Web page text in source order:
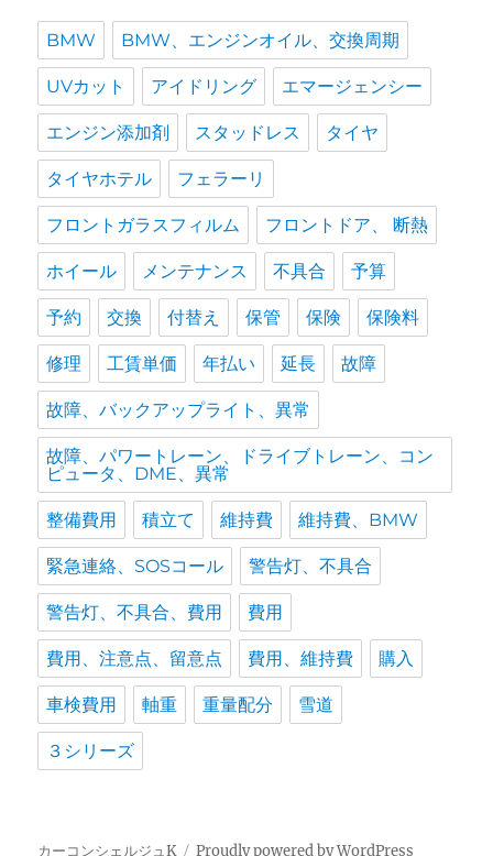
BMW BMW、エンジンオイル、交換周期
UVカット アイドリング エマージェンシー
エンジン添加剤 スタッドレス タイヤ
タイヤホテル フェラーリ
フロントガラスフィルム フロントドア、 断熱
ホイール メンテナンス 不具合 予算
予約 交換 付替え 保管 保険 保険料
修理 工賃単価 年払い 延長 故障
故障、バックアップライト、異常
故障、パワートレーン、ドライブトレーン、コン
ピュータ、DME、異常
整備費用 積立て 維持費 維持費、BMW
緊急連絡、SOSコール 警告灯、不具合
警告灯、不具合、費用 費用
費用、注意点、留意点 費用、維持費 購入
車検費用 軸重 重量配分 雪道
３シリーズ
カーコンシェルジュK Proudly powered by WordPress